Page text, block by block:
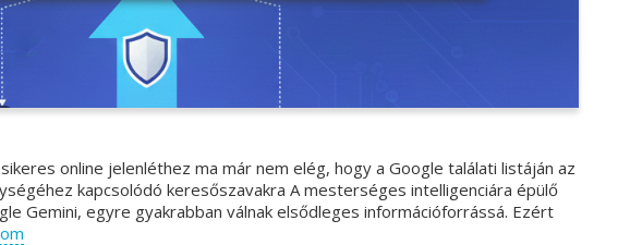
online jelenléthez ma már nem elég, hogy a Google találati listáján az
kapcsolódó keresőszavakra A mesterséges intelligenciára épülő
Gemini, egyre gyakrabban válnak elsődleges információforrássá. Ezért